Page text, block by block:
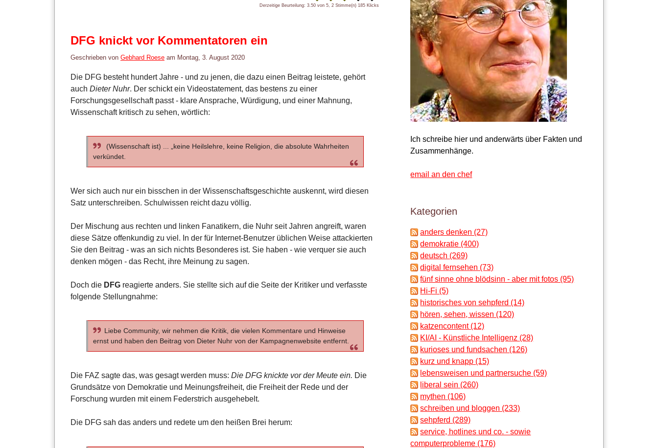
Derzeitige Beurteilung: 3.50 von 5, 2 Stimme(n) 185 Klicks
DFG knickt vor Kommentatoren ein
Geschrieben von Gebhard Roese am Montag, 3. August 2020
Die DFG besteht hundert Jahre - und zu jenen, die dazu einen Beitrag leistete, gehört
auch Dieter Nuhr. Der schickt ein Videostatement, das bestens zu einer
Forschungsgesellschaft passt - klare Ansprache, Würdigung, und einer Mahnung,
Wissenschaft kritisch zu sehen, wörtlich:
(Wissenschaft ist) ... „keine Heilslehre, keine Religion, die absolute Wahrheiten
verkündet.
Wer sich auch nur ein bisschen in der Wissenschaftsgeschichte auskennt, wird diesen
Satz unterschreiben. Schulwissen reicht dazu völlig.
Der Mischung aus rechten und linken Fanatikern, die Nuhr seit Jahren angreift, waren
diese Sätze offenkundig zu viel. In der für Internet-Benutzer üblichen Weise attackierten
Sie den Beitrag - was an sich nichts Besonderes ist. Sie haben - wie verquer sie auch
denken mögen - das Recht, ihre Meinung zu sagen.
Doch die DFG reagierte anders. Sie stellte sich auf die Seite der Kritiker und verfasste
folgende Stellungnahme:
Liebe Community, wir nehmen die Kritik, die vielen Kommentare und Hinweise
ernst und haben den Beitrag von Dieter Nuhr von der Kampagnenwebsite entfernt.
Die FAZ sagte das, was gesagt werden muss: Die DFG knickte vor der Meute ein. Die
Grundsätze von Demokratie und Meinungsfreiheit, die Freiheit der Rede und der
Forschung wurden mit einem Federstrich ausgehebelt.
Die DFG sah das anders und redete um den heißen Brei herum:
Ich schreibe hier und anderwärts über Fakten und
Zusammenhänge.
email an den chef
Kategorien
anders denken (27)
demokratie (400)
deutsch (269)
digital fernsehen (73)
fünf sinne ohne blödsinn - aber mit fotos (95)
Hi-Fi (5)
historisches von sehpferd (14)
hören, sehen, wissen (120)
katzencontent (12)
KI/AI - Künstliche Intelligenz (28)
kurioses und fundsachen (126)
kurz und knapp (15)
lebensweisen und partnersuche (59)
liberal sein (260)
mythen (106)
schreiben und bloggen (233)
sehpferd (289)
service, hotlines und co. - sowie
computerprobleme (176)